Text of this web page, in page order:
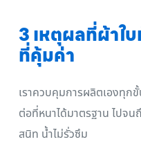
3 เหตุผลที่ผ้าใ
ที่คุ้มค่า
เราควบคุมการผลิตเองทุก
ต่อที่หนาได้มาตรฐาน ไปจน
สนิท น้ำไม่รั่วซึม